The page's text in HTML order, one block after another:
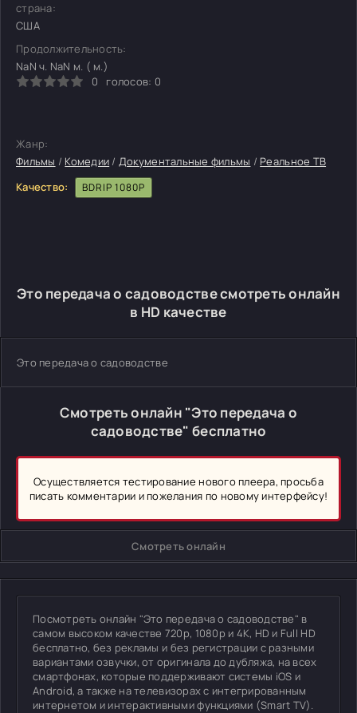
страна:
США
Продолжительность:
NaN ч. NaN м. ( м.)
0
голосов: 0
Жанр:
Фильмы / Комедии / Документальные фильмы / Реальное ТВ
Качество:
BDRIP 1080P
Это передача о садоводстве смотреть онлайн
в HD качестве
Это передача о садоводстве
Смотреть онлайн "Это передача о
садоводстве" бесплатно
Осуществляется тестирование нового плеера, просьба
писать комментарии и пожелания по новому интерфейсу!
Смотреть онлайн
Посмотреть онлайн "Это передача о садоводстве" в
самом высоком качестве 720p, 1080p и 4K, HD и Full HD
бесплатно, без рекламы и без регистрации с разными
вариантами озвучки, от оригинала до дубляжа, на всех
смартфонах, которые поддерживают системы iOS и
Android, а также на телевизорах с интегрированным
интернетом и интерактивными функциями (Smart TV).